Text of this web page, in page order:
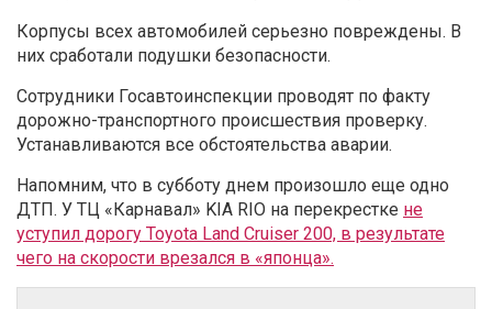
Корпусы всех автомобилей серьезно повреждены. В
них сработали подушки безопасности.
Сотрудники Госавтоинспекции проводят по факту
дорожно-транспортного происшествия проверку.
Устанавливаются все обстоятельства аварии.
Напомним, что в субботу днем произошло еще одно
ДТП. У ТЦ «Карнавал» KIA RIO на перекрестке не
уступил дорогу Toyota Land Cruiser 200, в результате
чего на скорости врезался в «японца».